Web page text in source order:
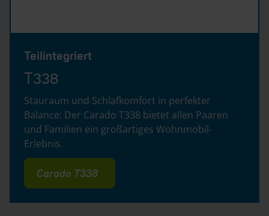
Teilintegriert
T338
Stauraum und Schlafkomfort in perfekter
Balance: Der Carado T338 bietet allen Paaren
und Familien ein großartiges Wohnmobil-
Erlebnis.
Carado T338